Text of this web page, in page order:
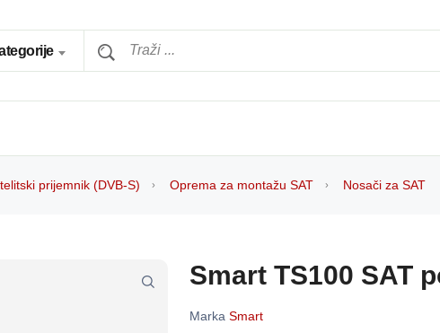
prijemnik (DVB-S) Oprema za montažu SAT Nosači za SAT
Smart TS100 SAT
Marka Smart